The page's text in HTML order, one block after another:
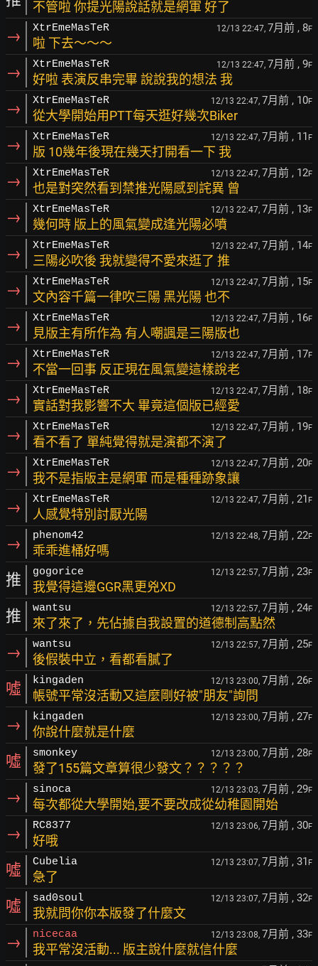
不管啦 你提光陽說話就是網軍 好了
→ XtrEmeMasTeR 12/13 22:47, 7月前 , 8F
啦 下去～～～
→ XtrEmeMasTeR 12/13 22:47, 7月前 , 9F
好啦 表演反串完畢 說說我的想法 我
→ XtrEmeMasTeR 12/13 22:47, 7月前 , 10F
從大學開始用PTT每天逛好幾次Biker
→ XtrEmeMasTeR 12/13 22:47, 7月前 , 11 F
版 10幾年後現在幾天打開看一下 我
→ XtrEmeMasTeR 12/13 22:47, 7月前 , 12F
也是對突然看到禁推光陽感到詫異 曾
→ XtrEmeMasTeR 12/13 22:47, 7月前 , 13F
幾何時 版上的風氣變成逢光陽必噴
→ XtrEmeMasTeR 12/13 22:47, 7月前 , 14F
三陽必吹後 我就變得不愛來逛了 推
→ XtrEmeMasTeR 12/13 22:47, 7月前 , 15F
文內容千篇一律吹三陽 黑光陽 也不
→ XtrEmeMasTeR 12/13 22:47, 7月前 , 16F
見版主有所作為 有人嘲諷是三陽版也
→ XtrEmeMasTeR 12/13 22:47, 7月前 , 17F
不當一回事 反正現在風氣變這樣說老
→ XtrEmeMasTeR 12/13 22:47, 7月前 , 18F
實話對我影響不大 畢竟這個版已經愛
→ XtrEmeMasTeR 12/13 22:47, 7月前 , 19F
看不看了 單純覺得就是演都不演了
→ XtrEmeMasTeR 12/13 22:47, 7月前 , 20F
我不是指版主是網軍 而是種種跡象讓
→ XtrEmeMasTeR 12/13 22:47, 7月前 , 21 F
人感覺特別討厭光陽
→ phenom42 12/13 22:48, 7月前 , 22F
乖乖進桶好嗎
推 gogorice 12/13 22:57, 7月前 , 23F
我覺得這邊GGR黑更兇XD
推 wantsu 12/13 22:57, 7月前 , 24F
來了來了，先佔據自我設置的道德制高點然
→ wantsu 12/13 22:57, 7月前 , 25F
後假裝中立，看都看膩了
噓 kingaden 12/13 23:00, 7月前 , 26F
帳號平常沒活動又這麼剛好被"朋友"詢問
→ kingaden 12/13 23:00, 7月前 , 27F
你說什麼就是什麼
噓 smonkey 12/13 23:00, 7月前 , 28F
發了155篇文章算很少發文？？？？？
→ sinoca 12/13 23:03, 7月前 , 29F
每次都從大學開始,要不要改成從幼稚園開始
→ RC8377 12/13 23:06, 7月前 , 30F
好哦
噓 Cubelia 12/13 23:07, 7月前 , 31 F
急了
噓 sad0soul 12/13 23:07, 7月前 , 32F
我就問你你本版發了什麼文
→ nicecaa 12/13 23:08, 7月前 , 33F
我平常沒活動... 版主說什麼就信什麼